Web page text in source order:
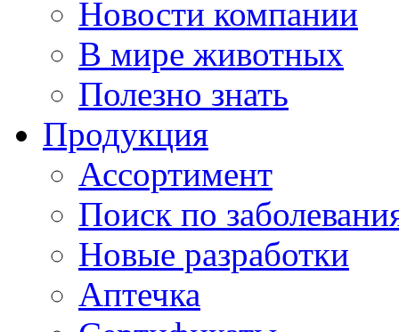
Новости компании
В мире животных
Полезно знать
Продукция
Ассортимент
Поиск по
Новые разработки
Аптечка